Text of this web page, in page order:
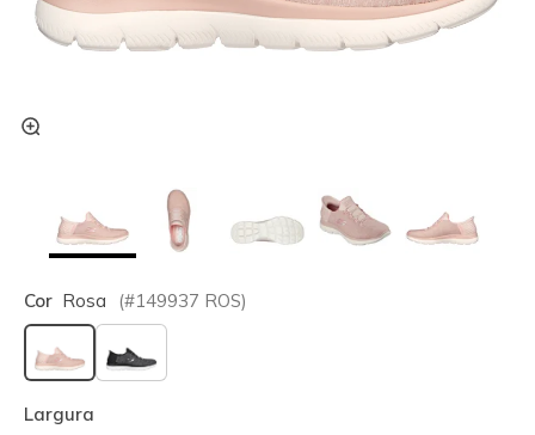
Cor Rosa (#149937 ROS)
selecionado
Largura